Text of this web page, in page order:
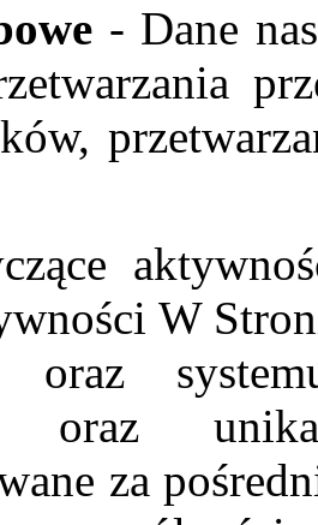
- Dane
W
oraz
oraz
za